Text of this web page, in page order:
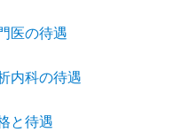
医の待遇
内科の待遇
と待遇